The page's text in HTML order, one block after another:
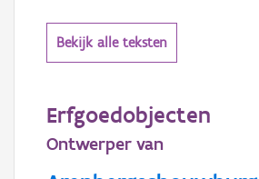
Bekijk alle teksten
Erfgoedobjecten
Ontwerper van